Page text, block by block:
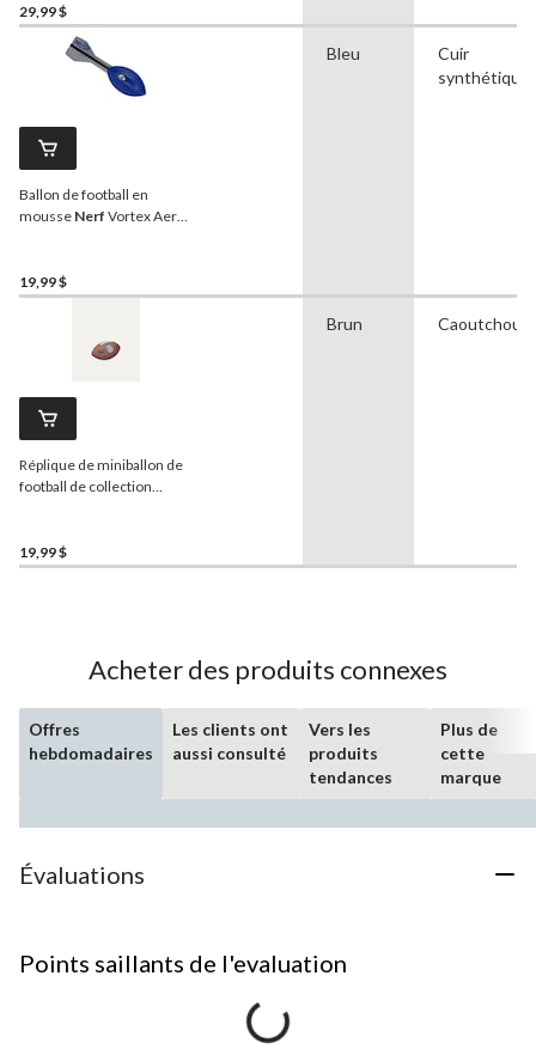
29,99 $
Ballon de football en
mousse Nerf Vortex Aero
19,99 $
Bleu
Cuir
synthétique
Réplique de miniballon de
football de collection
19,99 $
Brun Caoutchouc
Acheter des produits connexes
Offres
hebdomadaires
Les clients ont
aussi consulté
Vers les
produits
tendances
Plus de
cette
marque
Évaluations
Points saillants de l'evaluation